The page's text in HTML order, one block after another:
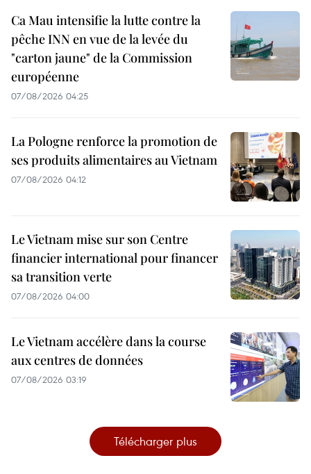
Ca Mau intensifie la lutte contre la
pêche INN en vue de la levée du
"carton jaune" de la Commission
européenne
07/08/2026 04:25
La Pologne renforce la promotion de
ses produits alimentaires au Vietnam
07/08/2026 04:12
Le Vietnam mise sur son Centre
financier international pour financer
sa transition verte
07/08/2026 04:00
Le Vietnam accélère dans la course
aux centres de données
07/08/2026 03:19
Télécharger plus